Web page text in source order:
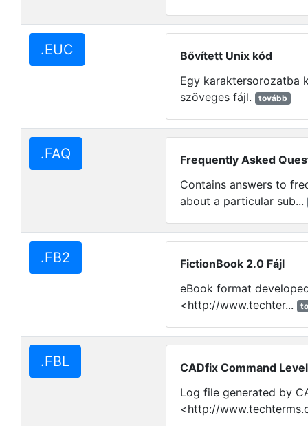
.EUC
Bővített Unix kód
Egy karaktersorozatba
szöveges fájl.
tovább
.FAQ
Frequently Asked
Contains answers to
about a particular sub...
.FB2
FictionBook 2.0 Fájl
eBook format
<http://www.techter...
.FBL
CADfix Command
Log file generated by
<http://